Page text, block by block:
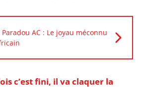
AC : Le joyau méconnu
c’est fini, il va claquer la